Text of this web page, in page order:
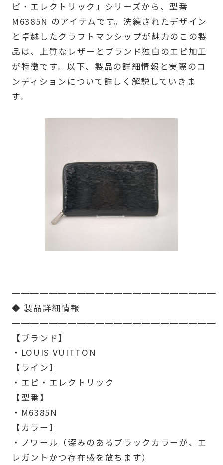
ピ・エレクトリック」シリーズから、型番
M6385N のアイテムです。洗練されたデザイン
と卓越したクラフトマンシップが魅力のこの製
品は、上質なレザーとブランド独自のエピ加工
が特徴です。以下、製品の詳細情報と実際のコ
ンディションについて詳しく解説していきま
す。
━━━━━━━━━━━━━━━━━━━━━━
◆ 製品詳細情報
━━━━━━━━━━━━━━━━━━━━━━
【ブランド】
・LOUIS VUITTON
【ライン】
・エピ・エレクトリック
【型番】
・M6385N
【カラー】
・ノワール（深みのあるブラックカラーが、エ
レガントかつ存在感を放ちます）